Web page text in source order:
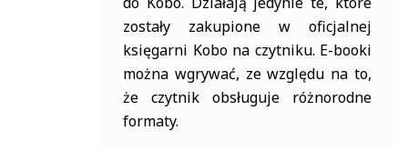
zostały zakupione w oficjalnej
księgarni Kobo na czytniku. E-booki
można wgrywać, ze względu na to,
że czytnik obsługuje różnorodne
formaty.